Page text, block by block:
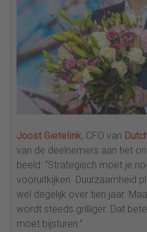
Joost Gietelink, CFO van
van de deelnemers aan het
beeld: “Strategisch moet je
vooruitkijken. Duurzaamheid
wel degelijk over tien jaar.
wordt steeds grilliger. Dat
moet bijsturen.”